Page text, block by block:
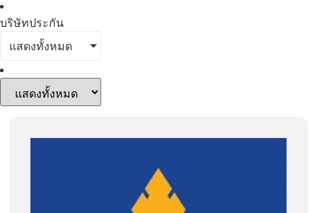
บริษัทประกัน
แสดงทั้งหมด